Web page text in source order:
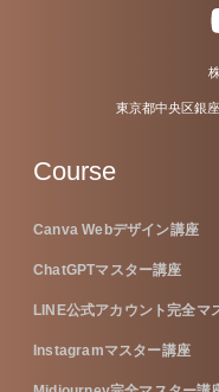
東京都中央区銀
Course
Canva Webデザイン講座
ChatGPTマスター講座
LINE公式アカウント完全マ
Instagramマスター講座